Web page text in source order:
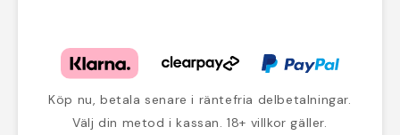
Köp nu, betala senare i räntefria delbetalningar.
Välj din metod i kassan. 18+ villkor gäller.